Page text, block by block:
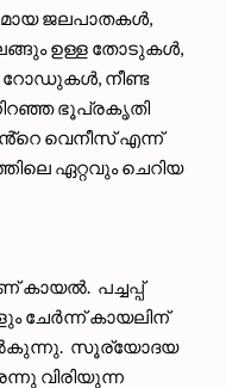
ജലപാതകൾ,
ഉള്ള തോടുകള്‍,
നീണ്ട
നിറഞ്ഞ ഭൂപ്രകൃതി
വെനീസ് എന്ന്
ഏറ്റവും ചെറിയ
പച്ചപ്പ്
ചേർന്ന് കായലിന്
സൂര്യോദയ
വിരിയുന്ന